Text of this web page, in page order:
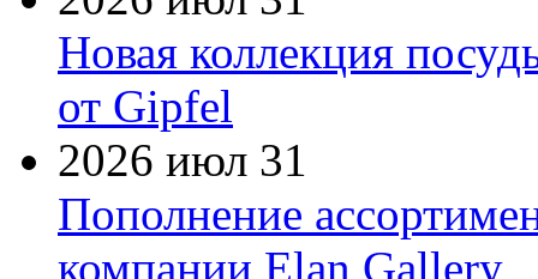
Новая коллекция
от Gipfel
2026 июл 31
Пополнение
компании Elan Gallery